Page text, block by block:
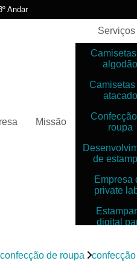
Andar
Missão
Serviços
algodão
Camisetas
atacado
roupa
de
Empresa
private
digital
digitais
confecção de roupa